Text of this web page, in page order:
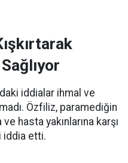
iddialar ihmal ve
Özfiliz, paramediğin
hasta yakınlarına karşı
iddia etti.